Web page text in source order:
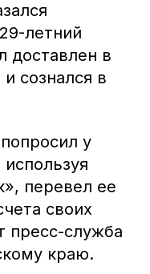
летний
доставлен в
сознался в
у
перевел ее
своих
служба
краю.